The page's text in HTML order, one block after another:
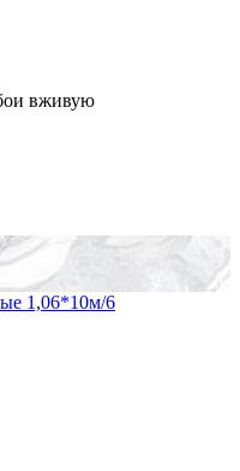
вживую
1,06*10м/6